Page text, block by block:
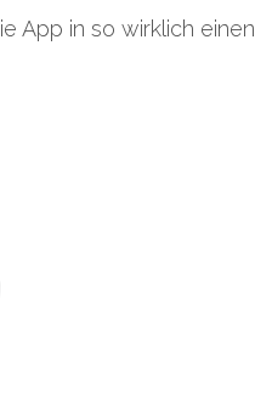
App in so wirklich einen